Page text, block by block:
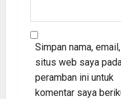
Simpan nama,
situs web saya
peramban ini untuk
komentar saya